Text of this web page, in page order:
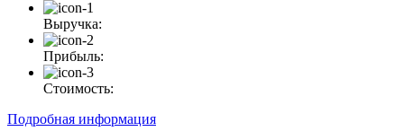
Выручка:
Прибыль:
Стоимость:
Подробная информация